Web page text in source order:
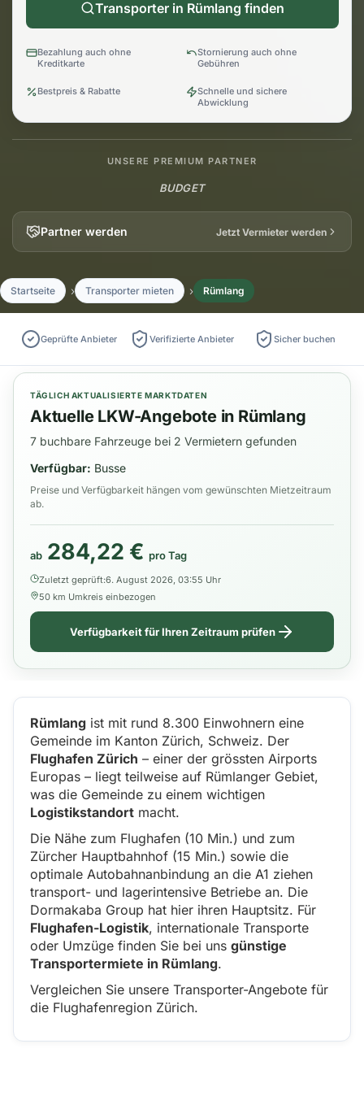
Transporter in Rümlang finden
Bezahlung auch ohne
Kreditkarte
Stornierung auch ohne
Gebühren
Bestpreis & Rabatte
Schnelle und sichere
Abwicklung
UNSERE PREMIUM PARTNER
BUDGET
Partner werden Jetzt Vermieter werden
Startseite Transporter mieten Rümlang
Geprüfte Anbieter Verifizierte Anbieter Sicher buchen
TÄGLICH AKTUALISIERTE MARKTDATEN
Aktuelle LKW-Angebote in Rümlang
7 buchbare Fahrzeuge bei 2 Vermietern gefunden
Verfügbar: Busse
Preise und Verfügbarkeit hängen vom gewünschten Mietzeitraum
ab.
ab 284,22 € pro Tag
Zuletzt geprüft:6. August 2026, 03:55 Uhr
50 km Umkreis einbezogen
Verfügbarkeit für Ihren Zeitraum prüfen
Rümlang ist mit rund 8.300 Einwohnern eine
Gemeinde im Kanton Zürich, Schweiz. Der
Flughafen Zürich – einer der grössten Airports
Europas – liegt teilweise auf Rümlanger Gebiet,
was die Gemeinde zu einem wichtigen
Logistikstandort macht.
Die Nähe zum Flughafen (10 Min.) und zum
Zürcher Hauptbahnhof (15 Min.) sowie die
optimale Autobahnanbindung an die A1 ziehen
transport- und lagerintensive Betriebe an. Die
Dormakaba Group hat hier ihren Hauptsitz. Für
Flughafen-Logistik, internationale Transporte
oder Umzüge finden Sie bei uns günstige
Transportermiete in Rümlang.
Vergleichen Sie unsere Transporter-Angebote für
die Flughafenregion Zürich.